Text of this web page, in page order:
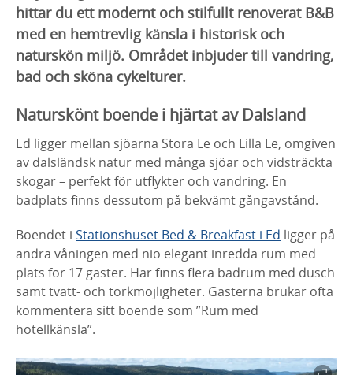
hittar du ett modernt och stilfullt renoverat B&B
med en hemtrevlig känsla i historisk och
naturskön miljö. Området inbjuder till vandring,
bad och sköna cykelturer.
Naturskönt boende i hjärtat av Dalsland
Ed ligger mellan sjöarna Stora Le och Lilla Le, omgiven
av dalsländsk natur med många sjöar och vidsträckta
skogar – perfekt för utflykter och vandring. En
badplats finns dessutom på bekvämt gångavstånd.
Boendet i Stationshuset Bed & Breakfast i Ed ligger på
andra våningen med nio elegant inredda rum med
plats för 17 gäster. Här finns flera badrum med dusch
samt tvätt- och torkmöjligheter. Gästerna brukar ofta
kommentera sitt boende som ”Rum med
hotellkänsla”.